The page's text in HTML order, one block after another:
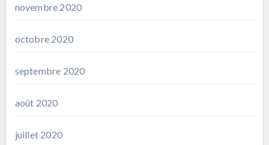
novembre 2020
octobre 2020
septembre 2020
août 2020
juillet 2020